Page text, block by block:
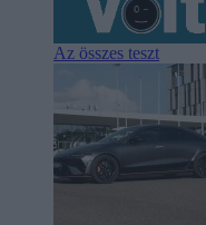
Az összes teszt